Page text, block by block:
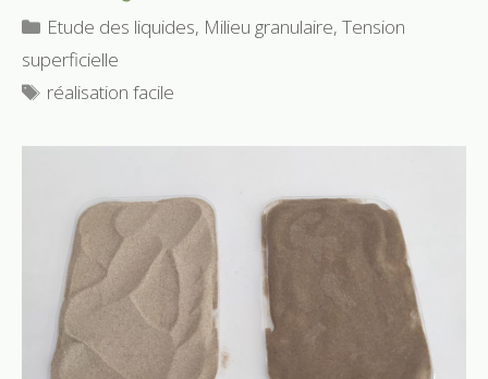
Catégories
Etude des liquides, Milieu granulaire,Tension
superficielle
Étiquettes
réalisation facile